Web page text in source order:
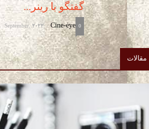
گفتگو با رینر...
Cine-eye
-
September, 2022 0
مقالات